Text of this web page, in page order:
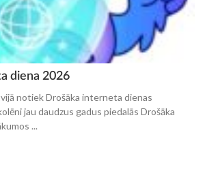
diena 2026
notiek Drošāka interneta dienas
jau daudzus gadus piedalās Drošāka
...